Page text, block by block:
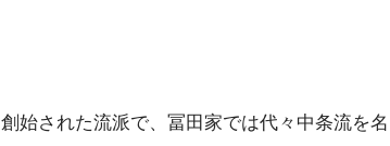
始された流派で、冨田家では代々中条流を名